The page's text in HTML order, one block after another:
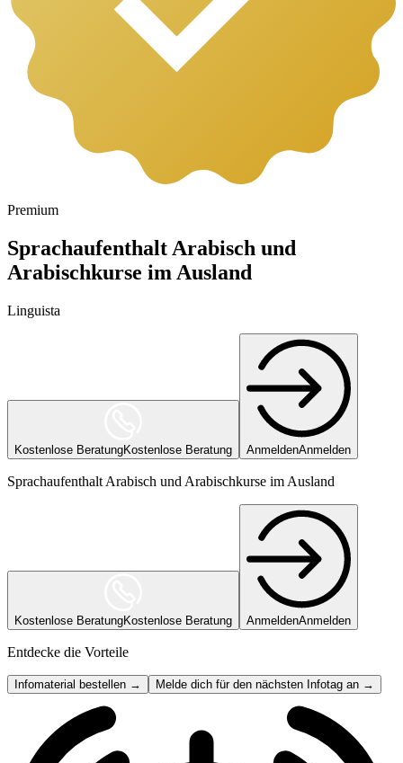
Premium
Sprachaufenthalt Arabisch und
Arabischkurse im Ausland
Linguista
Kostenlose BeratungKostenlose Beratung AnmeldenAnmelden
Sprachaufenthalt Arabisch und Arabischkurse im Ausland
Kostenlose BeratungKostenlose Beratung AnmeldenAnmelden
Entdecke die Vorteile
Infomaterial bestellen → Melde dich für den nächsten Infotag an →